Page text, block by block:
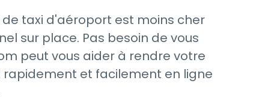
taxi d'aéroport est moins cher
sur place. Pas besoin de vous
peut vous aider à rendre votre
et facilement en ligne